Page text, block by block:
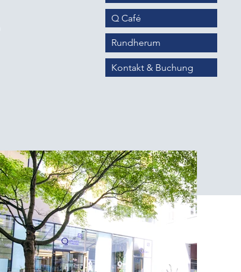
Q Café
Rundherum
Kontakt & Buchung